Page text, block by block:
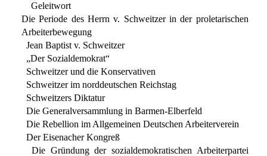
Geleitwort
Die Periode des Herrn v. Schweitzer in der proletarischen
Arbeiterbewegung
Jean Baptist v. Schweitzer
„Der Sozialdemokrat“
Schweitzer und die Konservativen
Schweitzer im norddeutschen Reichstag
Schweitzers Diktatur
Die Generalversammlung in Barmen-Elberfeld
Die Rebellion im Allgemeinen Deutschen Arbeiterverein
Der Eisenacher Kongreß
Die Gründung der sozialdemokratischen Arbeiterpartei